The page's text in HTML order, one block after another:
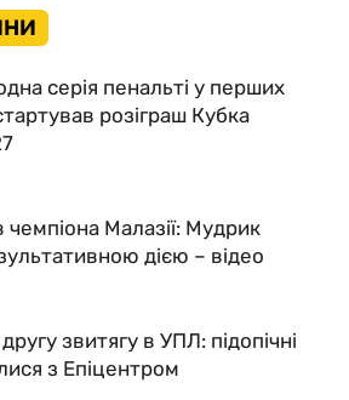
серія пенальті у перших
розіграш Кубка
чемпіона Малазії: Мудрик
дією – відео
звитягу в УПЛ: підопічні
з Епіцентром